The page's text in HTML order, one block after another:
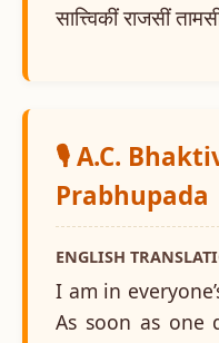
सात्त्विकीं राजसीं
🎙️ A.C.
Prabhupada
ENGLISH
I am in
As soon as one